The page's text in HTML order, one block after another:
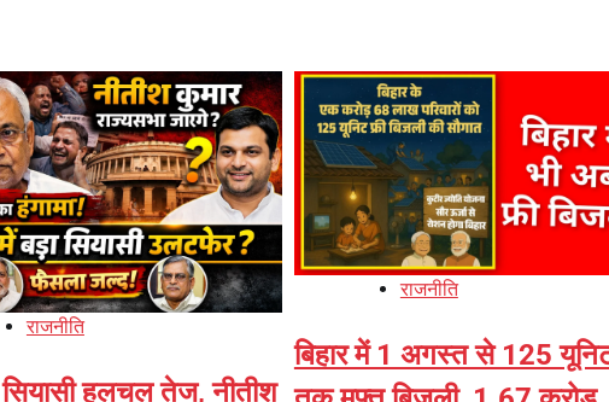
राजनीति
सियासी हलचल तेज, नीतीश
राजनीति
बिहार में 1 अगस्त से 125